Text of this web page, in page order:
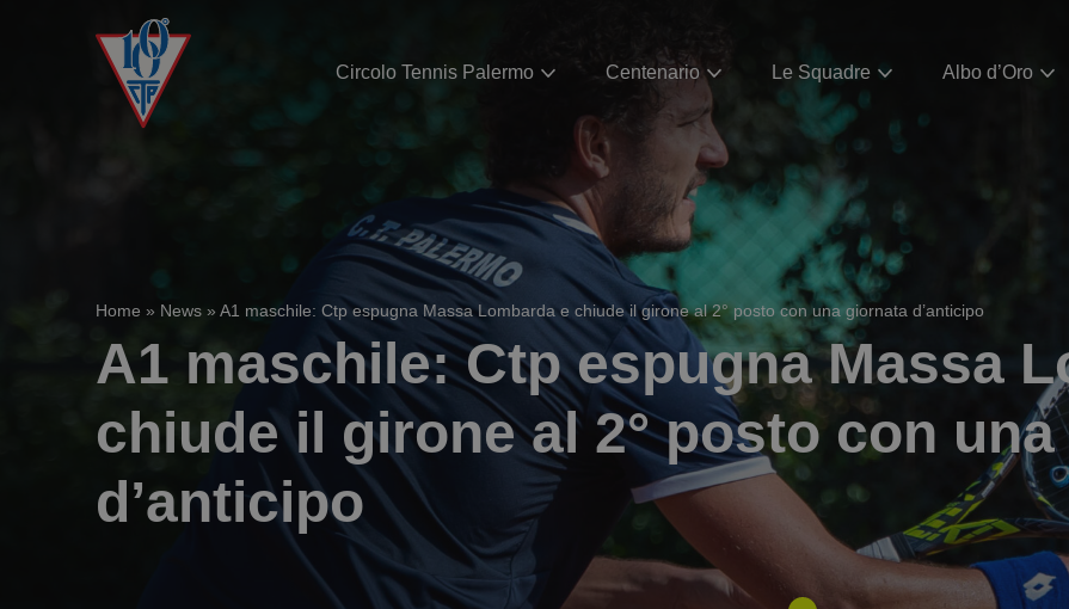
Circolo Tennis Palermo Centenario Le Squadre Albo d’Oro
Home » News » A1 maschile: Ctp espugna Massa Lombarda e chiude il girone al 2° posto con una giornata d’anticipo
A1 maschile: Ctp espugna Massa
chiude il girone al 2° posto con
d’anticipo